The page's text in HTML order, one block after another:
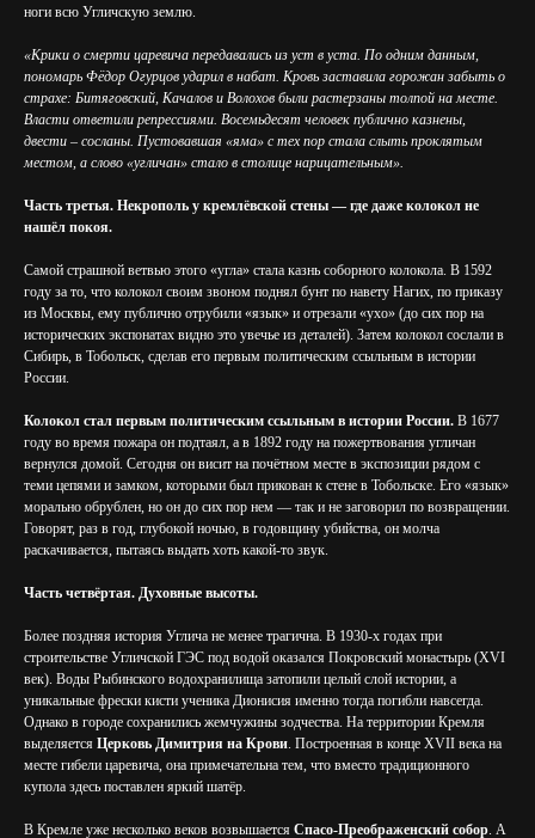
ноги всю Угличскую землю.
«Крики о смерти царевича передавались из уст в уста. По одним данным,
пономарь Фёдор Огурцов ударил в набат. Кровь заставила горожан забыть о
страхе: Битяговский, Качалов и Волохов были растерзаны толпой на месте.
Власти ответили репрессиями. Восемьдесят человек публично казнены,
двести – сосланы. Пустовавшая «яма» с тех пор стала слыть проклятым
местом, а слово «угличан» стало в столице нарицательным».
Часть третья. Некрополь у кремлёвской стены — где даже колокол не
нашёл покоя.
Самой страшной ветвью этого «угла» стала казнь соборного колокола. В 1592
году за то, что колокол своим звоном поднял бунт по навету Нагих, по приказу
из Москвы, ему публично отрубили «язык» и отрезали «ухо» (до сих пор на
исторических экспонатах видно это увечье из деталей). Затем колокол сослали в
Сибирь, в Тобольск, сделав его первым политическим ссыльным в истории
России.
Колокол стал первым политическим ссыльным в истории России. В 1677
году во время пожара он подтаял, а в 1892 году на пожертвования угличан
вернулся домой. Сегодня он висит на почётном месте в экспозиции рядом с
теми цепями и замком, которыми был прикован к стене в Тобольске. Его «язык»
морально обрублен, но он до сих пор нем — так и не заговорил по возвращении.
Говорят, раз в год, глубокой ночью, в годовщину убийства, он молча
раскачивается, пытаясь выдать хоть какой-то звук.
Часть четвёртая. Духовные высоты.
Более поздняя история Углича не менее трагична. В 1930-х годах при
строительстве Угличской ГЭС под водой оказался Покровский монастырь (XVI
век). Воды Рыбинского водохранилища затопили целый слой истории, а
уникальные фрески кисти ученика Дионисия именно тогда погибли навсегда.
Однако в городе сохранились жемчужины зодчества. На территории Кремля
выделяется Церковь Димитрия на Крови. Построенная в конце XVII века на
месте гибели царевича, она примечательна тем, что вместо традиционного
купола здесь поставлен яркий шатёр.
В Кремле уже несколько веков возвышается Спасо-Преображенский собор. А